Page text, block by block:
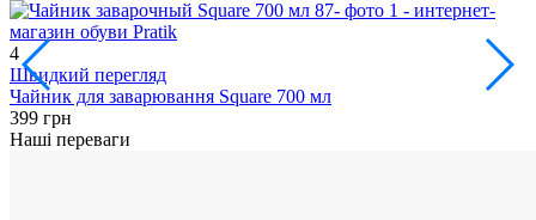
4
Швидкий перегляд
Чайник для заварювання Square 700 мл
399 грн
Наші переваги